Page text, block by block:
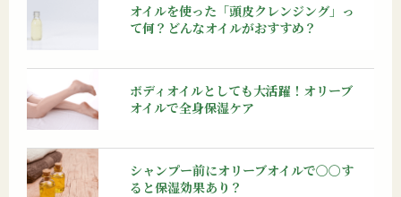
オイルを使った「頭皮クレンジング」っ
て何？どんなオイルがおすすめ？
ボディオイルとしても大活躍！オリーブ
オイルで全身保湿ケア
シャンプー前にオリーブオイルで〇〇す
ると保湿効果あり？